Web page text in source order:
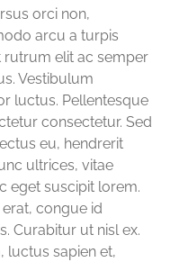
orci non,
arcu a turpis
rutrum elit ac semper
Vestibulum
luctus. Pellentesque
consectetur. Sed
eu, hendrerit
ultrices, vitae
eget suscipit lorem.
congue id
Curabitur ut nisl ex.
luctus sapien et,